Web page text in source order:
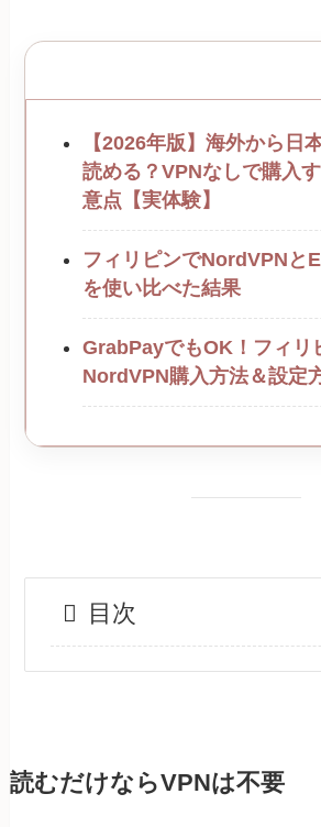
【2026年版】海外から日
読める？VPNなしで購入
意点【実体験】
フィリピンでNordVPNと
を使い比べた結果
GrabPayでもOK！フィリ
NordVPN購入方法＆設定
目次
読むだけならVPNは不要